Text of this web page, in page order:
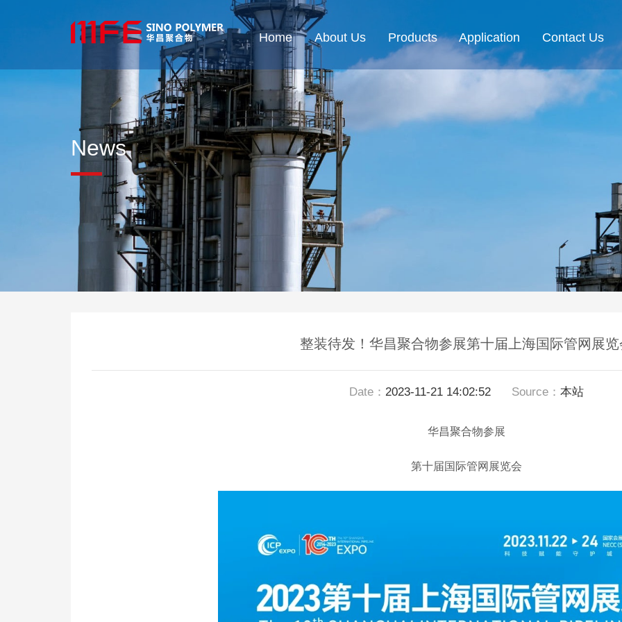
Home About Us Products Application Contact Us
News
整装待发！华昌聚合物参展第十届上海国际管网展览
Date： 2023-11-21 14:02:52 Source： 本站
华昌聚合物参展
第十届国际管网展览会